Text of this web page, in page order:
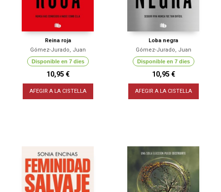
Reina roja
Gómez-Jurado, Juan
Disponible en 7 dies
10,95 €
AFEGIR A LA CISTELLA
Loba negra
Gómez-Jurado, Juan
Disponible en 7 dies
10,95 €
AFEGIR A LA CISTELLA